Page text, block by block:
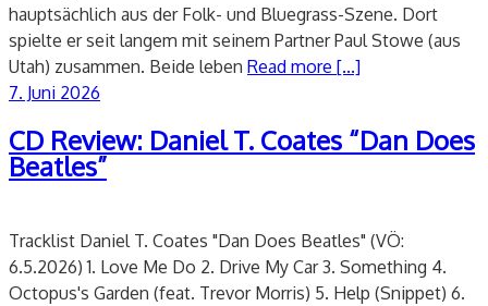
hauptsächlich aus der Folk- und Bluegrass-Szene. Dort
spielte er seit langem mit seinem Partner Paul Stowe (aus
Utah) zusammen. Beide leben Read more [...]
Veröffentlicht
7. Juni 2026
CD Review: Daniel T. Coates “Dan Does
Beatles”
Tracklist Daniel T. Coates "Dan Does Beatles" (VÖ:
6.5.2026) 1. Love Me Do 2. Drive My Car 3. Something 4.
Octopus's Garden (feat. Trevor Morris) 5. Help (Snippet) 6.